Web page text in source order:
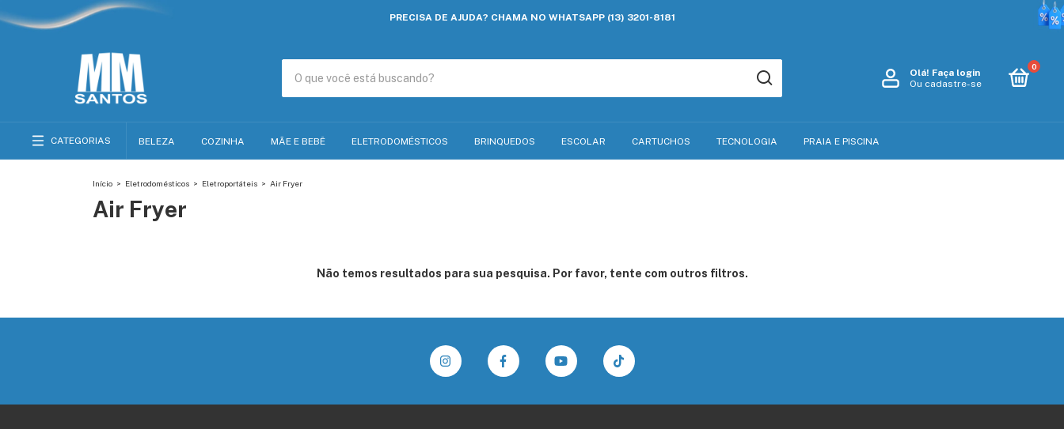
PRECISA DE AJUDA? CHAMA NO WHATSAPP (13) 3201-8181
Olá! Faça login
Ou cadastre-se
0
CATEGORIAS BELEZA COZINHA MÃE E BEBÊ ELETRODOMÉSTICOS BRINQUEDOS ESCOLAR CARTUCHOS TECNOLOGIA PRAIA E PISCINA
Início > Eletrodomésticos > Eletroportáteis > Air Fryer
Air Fryer
Não temos resultados para sua pesquisa. Por favor, tente com outros filtros.